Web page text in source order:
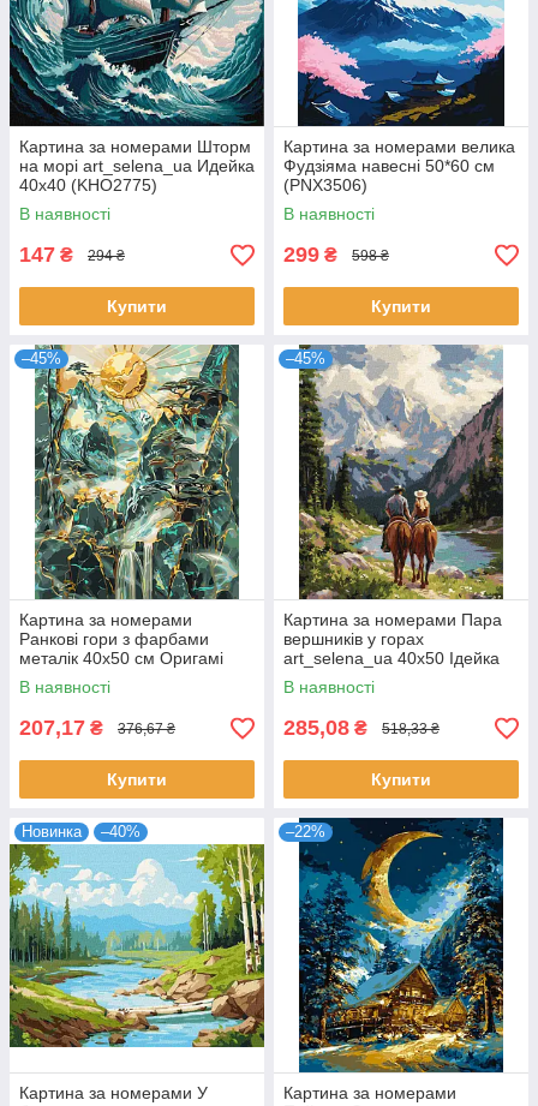
Картина за номерами Шторм
на морі art_selena_ua Идейка
40х40 (KHO2775)
В наявності
147 ₴ 294 ₴
Купити
Картина за номерами велика
Фудзіяма навесні 50*60 см
(PNX3506)
В наявності
299 ₴ 598 ₴
Купити
–45%
Картина за номерами
Ранкові гори з фарбами
металік 40x50 см Оригамі
(LW3452)
В наявності
207,17 ₴ 376,67 ₴
Купити
–45%
Картина за номерами Пара
вершників у горах
art_selena_ua 40х50 Ідейка
(KHO8710)
В наявності
285,08 ₴ 518,33 ₴
Купити
Новинка –40%
Картина за номерами У
–22%
Картина за номерами